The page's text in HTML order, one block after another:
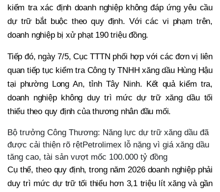
kiểm tra xác định doanh nghiệp không đáp ứng yêu cầu
dự trữ bắt buộc theo quy định. Với các vi phạm trên,
doanh nghiệp bị xử phạt 190 triệu đồng.
Tiếp đó, ngày 7/5, Cục TTTN phối hợp với các đơn vị liên
quan tiếp tục kiểm tra Công ty TNHH xăng dầu Hùng Hậu
tại phường Long An, tỉnh Tây Ninh. Kết quả kiểm tra,
doanh nghiệp không duy trì mức dự trữ xăng dầu tối
thiểu theo quy định của thương nhân đầu mối.
Bộ trưởng Công Thương: Năng lực dự trữ xăng dầu đã
được cải thiện rõ rệtPetrolimex lỗ nặng vì giá xăng dầu
tăng cao, tài sản vượt mốc 100.000 tỷ đồng
Cụ thể, theo quy định, trong năm 2026 doanh nghiệp phải
duy trì mức dự trữ tối thiểu hơn 3,1 triệu lít xăng và gần